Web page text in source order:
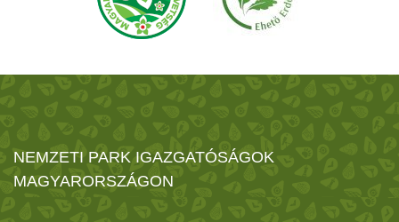
NEMZETI PARK IGAZGATÓSÁGOK
MAGYARORSZÁGON